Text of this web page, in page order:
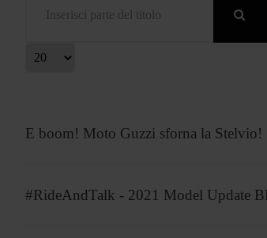
E boom! Moto Guzzi sforna la Stelvio!
#RideAndTalk - 2021 Model Update